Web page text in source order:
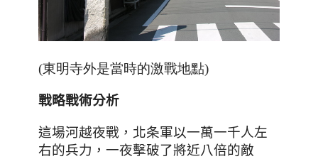
(東明寺外是當時的激戰地點)
戰略戰術分析
這場河越夜戰，北条軍以一萬一千人左
右的兵力，一夜擊破了將近八倍的敵